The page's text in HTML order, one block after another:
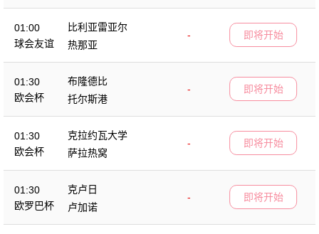
01:00
球会友谊
比利亚雷亚尔
-
热那亚
即将开始
01:30
欧会杯
布隆德比
-
托尔斯港
即将开始
01:30
欧会杯
克拉约瓦大学
-
萨拉热窝
即将开始
01:30
欧罗巴杯
克卢日
-
卢加诺
即将开始